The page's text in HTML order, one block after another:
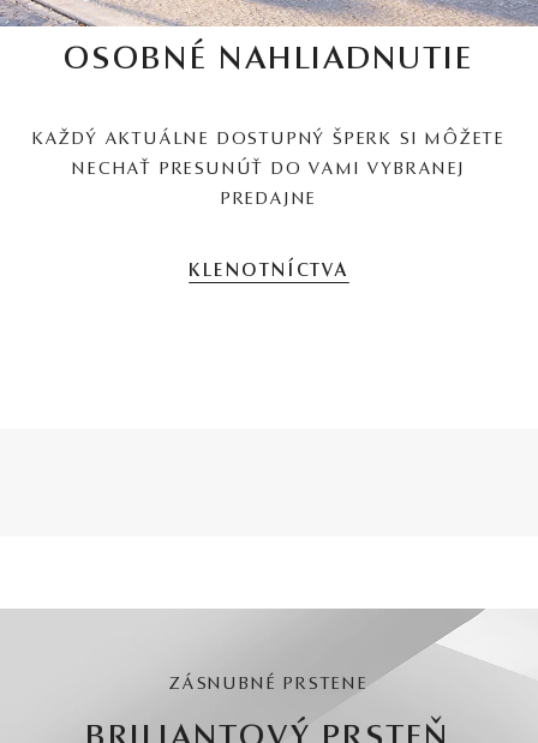
OSOBNÉ NAHLIADNUTIE
KAŽDÝ AKTUÁLNE DOSTUPNÝ ŠPERK SI MÔŽETE
NECHAŤ PRESUNÚŤ DO VAMI VYBRANEJ
PREDAJNE
KLENOTNÍCTVA
ZÁSNUBNÉ PRSTENE